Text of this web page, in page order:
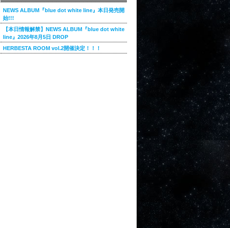
NEWS ALBUM『blue dot white line』本日発売開
始!!!
【本日情報解禁】NEWS ALBUM『blue dot white
line』2026年8月5日 DROP
HERBESTA ROOM vol.2開催決定！！！